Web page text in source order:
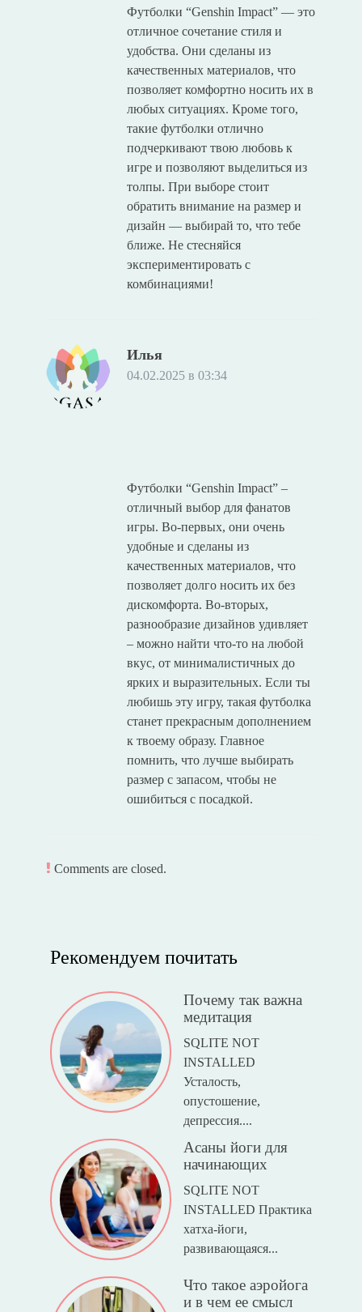
Футболки “Genshin Impact” — это
отличное сочетание стиля и
удобства. Они сделаны из
качественных материалов, что
позволяет комфортно носить их в
любых ситуациях. Кроме того,
такие футболки отлично
подчеркивают твою любовь к
игре и позволяют выделиться из
толпы. При выборе стоит
обратить внимание на размер и
дизайн — выбирай то, что тебе
ближе. Не стесняйся
экспериментировать с
комбинациями!
Илья
04.02.2025 в 03:34
Футболки “Genshin Impact” –
отличный выбор для фанатов
игры. Во-первых, они очень
удобные и сделаны из
качественных материалов, что
позволяет долго носить их без
дискомфорта. Во-вторых,
разнообразие дизайнов удивляет
– можно найти что-то на любой
вкус, от минималистичных до
ярких и выразительных. Если ты
любишь эту игру, такая футболка
станет прекрасным дополнением
к твоему образу. Главное
помнить, что лучше выбирать
размер с запасом, чтобы не
ошибиться с посадкой.
Comments are closed.
Рекомендуем почитать
Почему так важна
медитация
SQLITE NOT
INSTALLED
Усталость,
опустошение,
депрессия....
Асаны йоги для
начинающих
SQLITE NOT
INSTALLED Практика
хатха-йоги,
развивающаяся...
Что такое аэройога
и в чем ее смысл